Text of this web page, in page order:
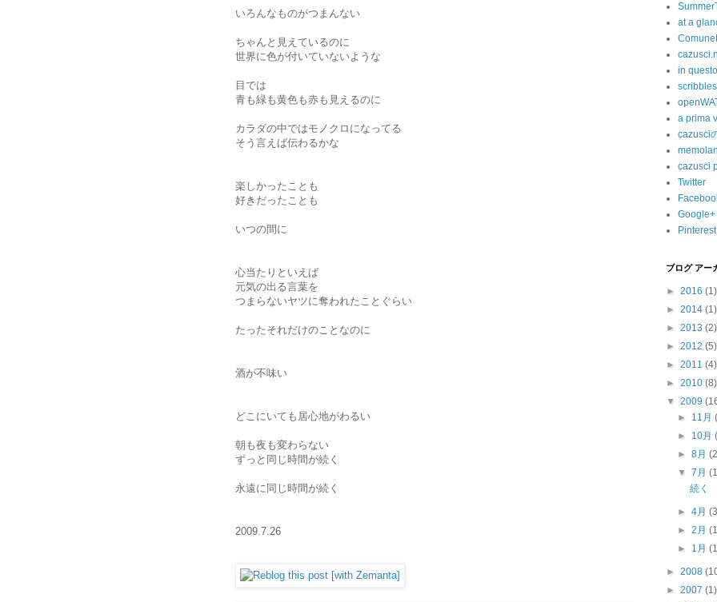
いろんなものがつまんない
ちゃんと見えているのに
世界に色が付いていないような
目では
青も緑も黄色も赤も見えるのに
カラダの中ではモノクロになってる
そう言えば伝わるかな
楽しかったことも
好きだったことも
いつの間に
心当たりといえば
元気の出る言葉を
つまらないヤツに奪われたことぐらい
たったそれだけのことなのに
酒が不味い
どこにいても居心地がわるい
朝も夜も変わらない
ずっと同じ時間が続く
永遠に同じ時間が続く
2009.7.26
at a
in
scribbles
a prima
cazusci
cazusci
Twitter
Google+
Pinterest
ブログ アー
► 2016 (1)
► 2014 (1)
► 2013 (2)
► 2012 (5)
► 2011 (4)
► 2010 (8)
▼ 2009
► 11月
► 10月
►8月
▼7月
続く
►4月
►2月
► 1月
► 2008
► 2007 (1)